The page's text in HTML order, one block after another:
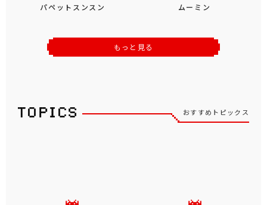
パペットスンスン ムーミン
もっと見る
おすすめトピックス